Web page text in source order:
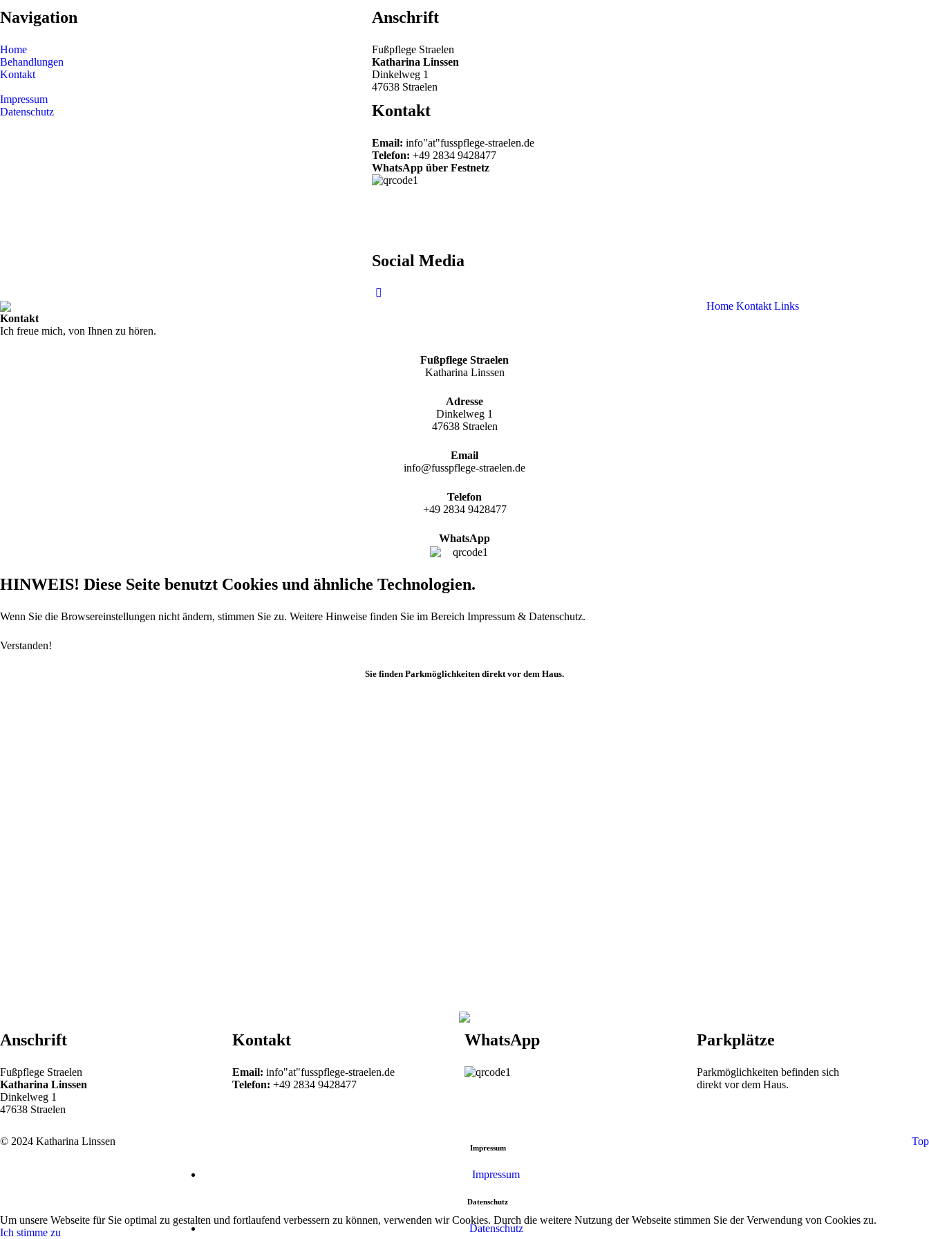
Navigation
Home
Behandlungen
Kontakt
Impressum
Datenschutz
Anschrift
Fußpflege Straelen
Katharina Linssen
Dinkelweg 1
47638 Straelen
Kontakt
Email: info"at"fusspflege-straelen.de
Telefon: +49 2834 9428477‬
WhatsApp über Festnetz
Social Media
Home Kontakt Links
Kontakt
Ich freue mich, von Ihnen zu hören.
Fußpflege Straelen
Katharina Linssen
Adresse
Dinkelweg 1
47638 Straelen
Email
info@fusspflege-straelen.de
Telefon
+49 2834 9428477‬
WhatsApp
HINWEIS! Diese Seite benutzt Cookies und ähnliche Technologien.
Wenn Sie die Browsereinstellungen nicht ändern, stimmen Sie zu. Weitere Hinweise finden Sie im Bereich Impressum & Datenschutz.
Verstanden!
Sie finden Parkmöglichkeiten direkt vor dem Haus.
Anschrift
Fußpflege Straelen
Katharina Linssen
Dinkelweg 1
47638 Straelen
Kontakt
Email: info"at"fusspflege-straelen.de
Telefon: +49 2834 9428477‬
WhatsApp Parkplätze
Parkmöglichkeiten befinden sich
direkt vor dem Haus.
© 2024 Katharina Linssen
Impressum
Impressum
Datenschutz
Datenschutz
Top
Um unsere Webseite für Sie optimal zu gestalten und fortlaufend verbessern zu können, verwenden wir Cookies. Durch die weitere Nutzung der Webseite stimmen Sie der Verwendung von Cookies zu.
Ich stimme zu